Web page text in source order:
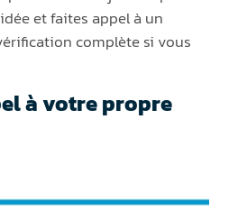
et faites appel à un
complète si vous
à votre propre